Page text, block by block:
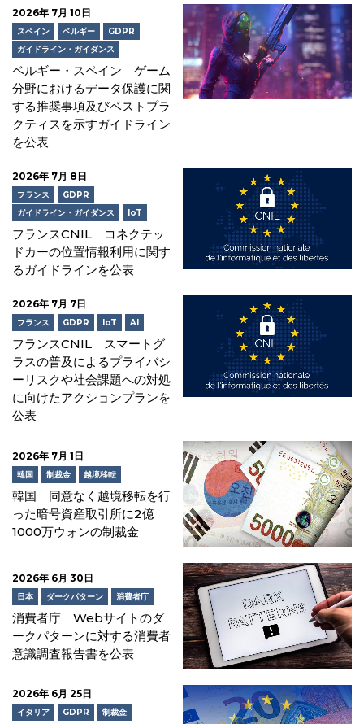
2026年 7月 10日
スペイン ベルギー
GDPR
ガイドライン・ガイダンス
ベルギー・スペイン ゲーム
分野におけるデータ保護に関
する推奨事項及びベストプラ
クティスを示すガイドライン
を公表
2026年 7月 8日
フランス
GDPR
ガイドライン・ガイダンス
IoT
フランスCNIL コネクテッ
ドカーの位置情報利用に関す
るガイドラインを公表
2026年 7月 7日
フランス GDPR IoT AI
フランスCNIL スマートグ
ラスの普及によるプライバシ
ーリスクや社会課題への対処
に向けたアクションプランを
公表
2026年 7月 1日
韓国 制裁金 越境移転
韓国 同意なく越境移転を行
った暗号資産取引所に2億
1000万ウォンの制裁金
2026年 6月 30日
日本 ダークパターン 消費者庁
消費者庁 Webサイトのダ
ークパターンに対する消費者
意識調査報告書を公表
2026年 6月 25日
イタリア GDPR 制裁金